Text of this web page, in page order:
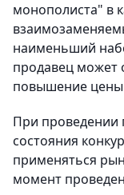
монополиста" в
наименьший
продавец может
повышение
При проведении
состояния
применяться
момент